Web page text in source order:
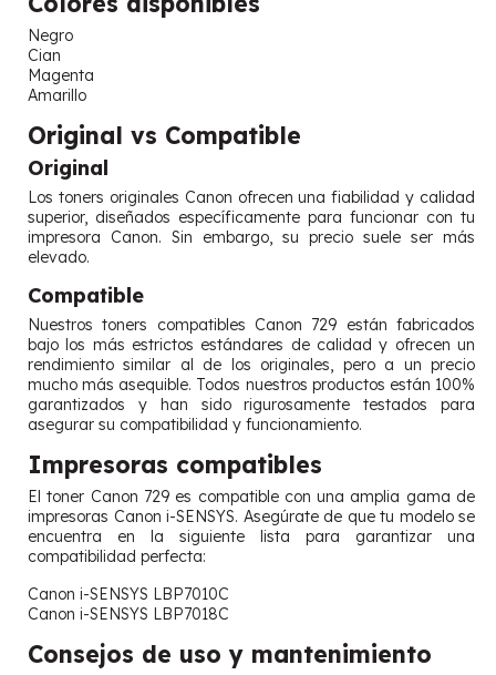
Negro
Cian
Magenta
Amarillo
Original vs Compatible
Original
Los toners originales Canon ofrecen una fiabilidad y calidad
superior, diseñados específicamente para funcionar con tu
impresora Canon. Sin embargo, su precio suele ser más
elevado.
Compatible
Nuestros toners compatibles Canon 729 están fabricados
bajo los más estrictos estándares de calidad y ofrecen un
rendimiento similar al de los originales, pero a un precio
mucho más asequible. Todos nuestros productos están 100%
garantizados y han sido rigurosamente testados para
asegurar su compatibilidad y funcionamiento.
Impresoras compatibles
El toner Canon 729 es compatible con una amplia gama de
impresoras Canon i-SENSYS. Asegúrate de que tu modelo se
encuentra en la siguiente lista para garantizar una
compatibilidad perfecta:
Canon i-SENSYS LBP7010C
Canon i-SENSYS LBP7018C
Consejos de uso y mantenimiento